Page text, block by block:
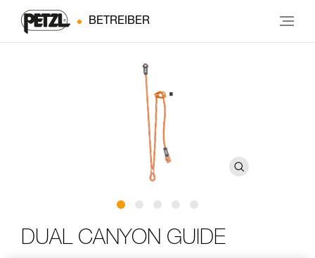
BETREIBER
DUAL CANYON GUIDE